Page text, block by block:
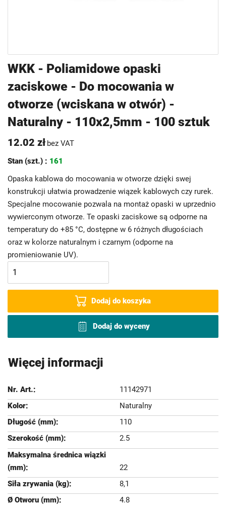
WKK - Poliamidowe opaski
zaciskowe - Do mocowania w
otworze (wciskana w otwór) -
Naturalny - 110x2,5mm - 100 sztuk
12.02 zł bez VAT
Stan (szt.) : 161
Opaska kablowa do mocowania w otworze dzięki swej
konstrukcji ułatwia prowadzenie wiązek kablowych czy rurek.
Specjalne mocowanie pozwala na montaż opaski w uprzednio
wywierconym otworze. Te opaski zaciskowe są odporne na
temperatury do +85 °C, dostępne w 6 różnych długościach
oraz w kolorze naturalnym i czarnym (odporne na
promieniowanie UV).
Dodaj do koszyka
Dodaj do wyceny
na
początek
galerii
Więcej informacji
11142971
Naturalny
110
2.5
22
8,1
4.8